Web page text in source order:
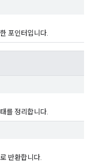
포인터입니다.
를 정리합니다.
반환합니다.